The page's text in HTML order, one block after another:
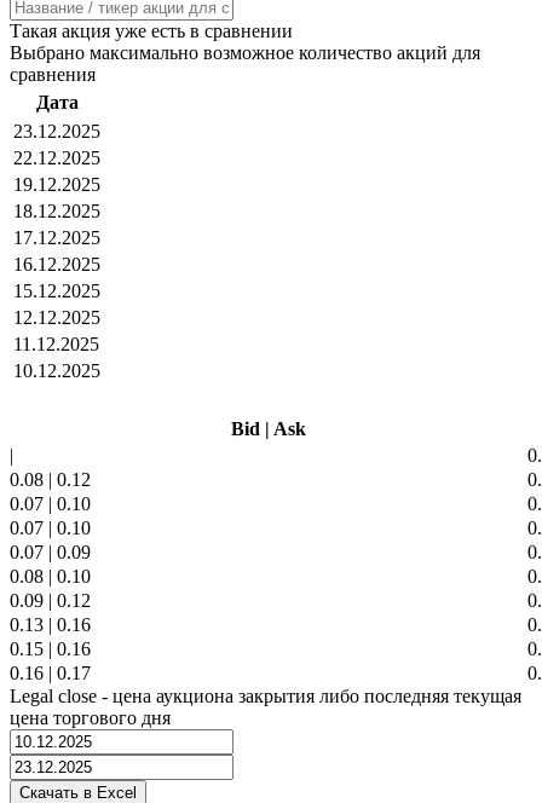
Такая акция уже есть в сравнении
Выбрано максимально возможное количество акций для
сравнения
Дата
23.12.2025
22.12.2025
19.12.2025
18.12.2025
17.12.2025
16.12.2025
15.12.2025
12.12.2025
11.12.2025
10.12.2025
Bid | Ask
|
0.08 | 0.12
0.07 | 0.10
0.07 | 0.10
0.07 | 0.09
0.08 | 0.10
0.09 | 0.12
0.13 | 0.16
0.15 | 0.16
0.16 | 0.17
Legal close - цена аукциона закрытия либо последняя текущая
цена торгового дня